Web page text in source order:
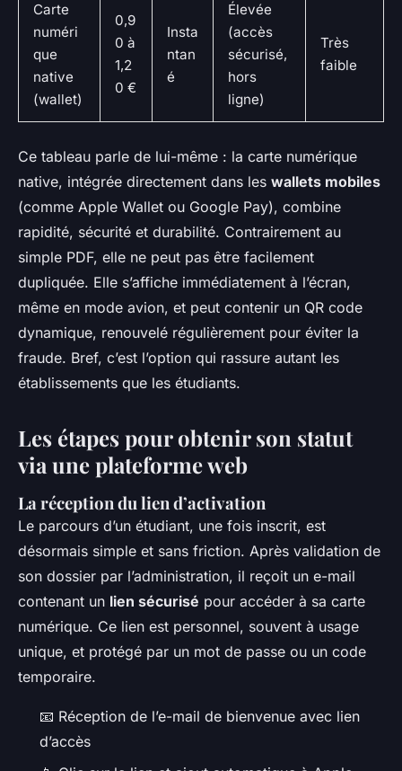
Carte
numéri
que
native
(wallet)
0,9
0 à
1,2
0 €
Insta
ntan
é
Élevée
(accès
sécurisé,
hors
ligne)
Très
faible
Ce tableau parle de lui-même : la carte numérique
native, intégrée directement dans les wallets mobiles
(comme Apple Wallet ou Google Pay), combine
rapidité, sécurité et durabilité. Contrairement au
simple PDF, elle ne peut pas être facilement
dupliquée. Elle s’affiche immédiatement à l’écran,
même en mode avion, et peut contenir un QR code
dynamique, renouvelé régulièrement pour éviter la
fraude. Bref, c’est l’option qui rassure autant les
établissements que les étudiants.
Les étapes pour obtenir son statut
via une plateforme web
La réception du lien d’activation
Le parcours d’un étudiant, une fois inscrit, est
désormais simple et sans friction. Après validation de
son dossier par l’administration, il reçoit un e-mail
contenant un lien sécurisé pour accéder à sa carte
numérique. Ce lien est personnel, souvent à usage
unique, et protégé par un mot de passe ou un code
temporaire.
📧 Réception de l’e-mail de bienvenue avec lien
d’accès